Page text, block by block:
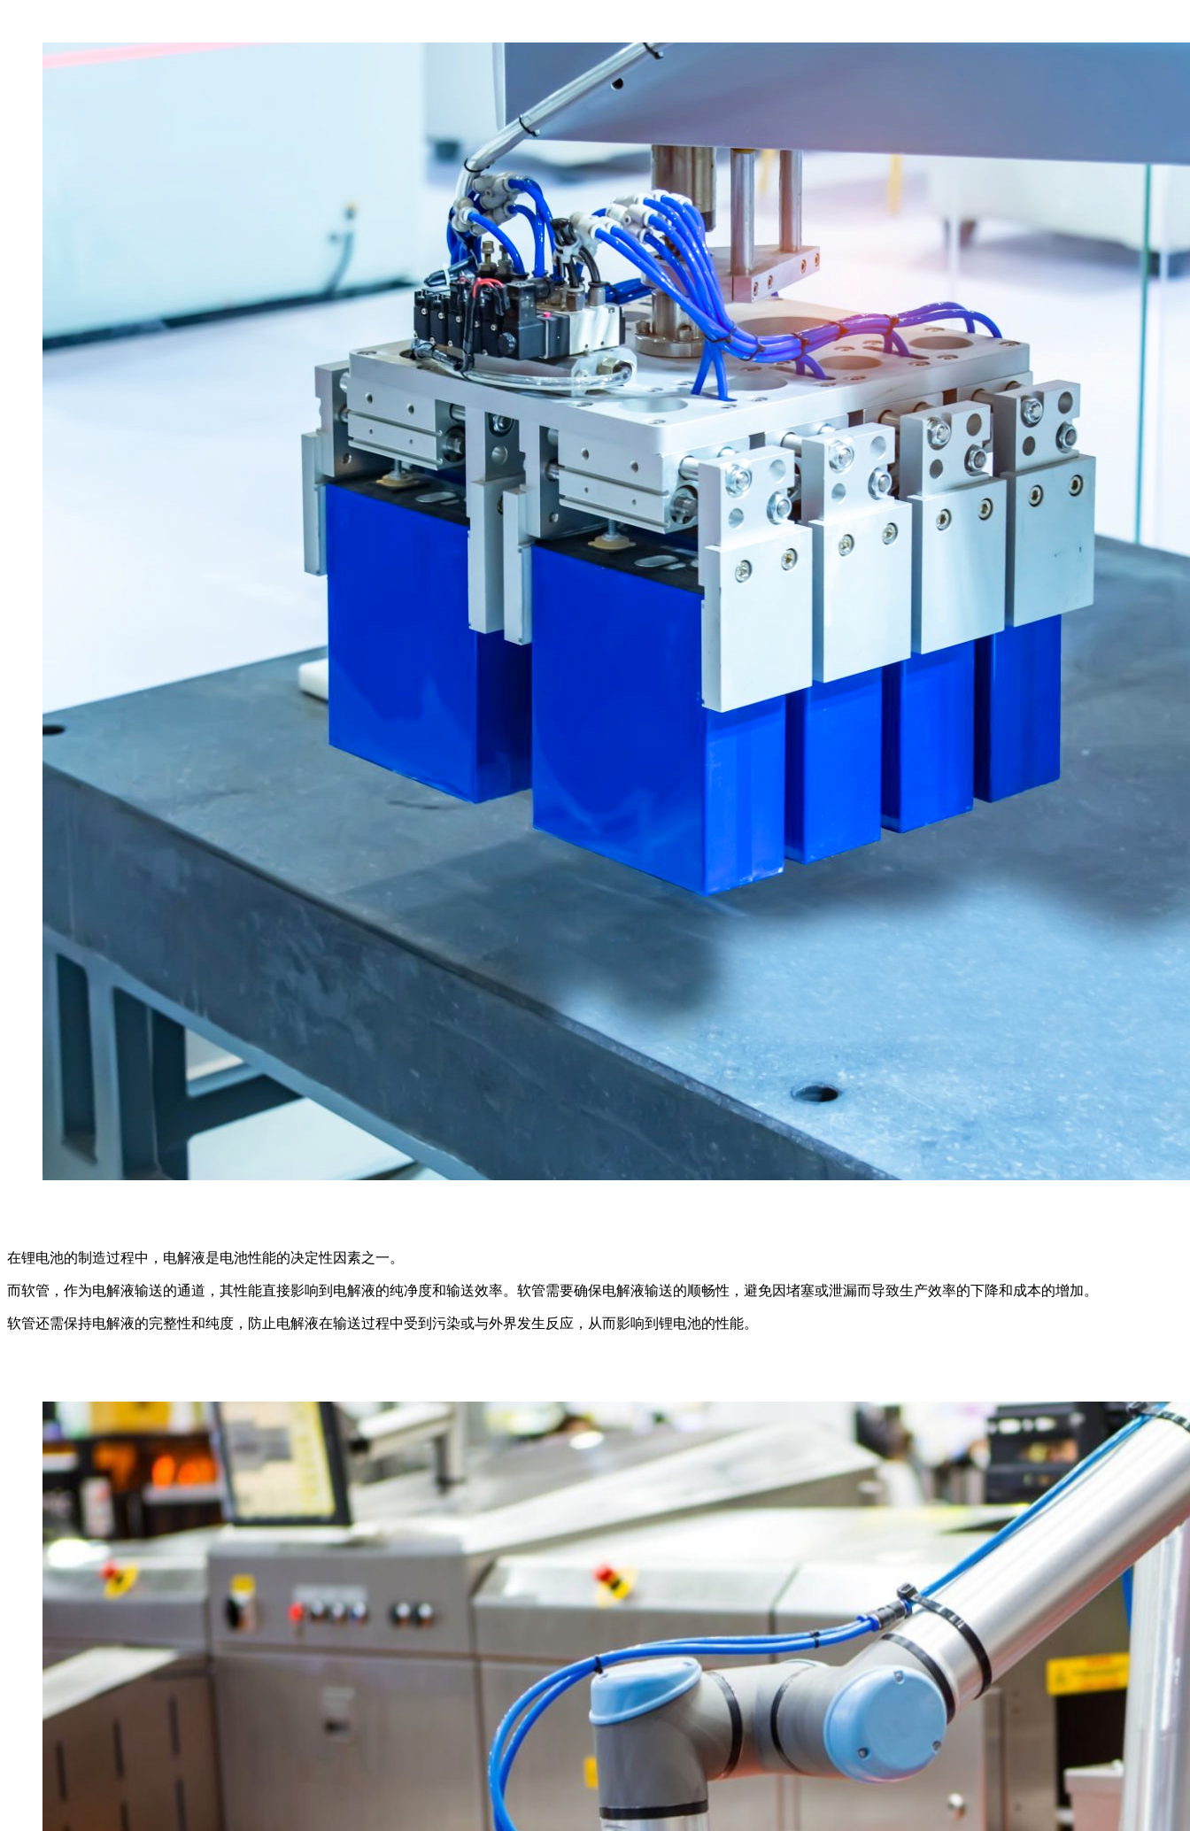
在锂电池的制造过程中，电解液是电池性能的决定性因素之一。
而软管，作为电解液输送的通道，其性能直接影响到电解液的纯净度和输送效率。软管需要确保电解液输送的顺畅性， 避免因堵塞或泄漏而导致生产效率的下降和成本的增加。
软管还需保持电解液的完整性和纯度， 防止电解液在输送过程中受到污染或与外界发生反应，从而影响到锂电池的性能。